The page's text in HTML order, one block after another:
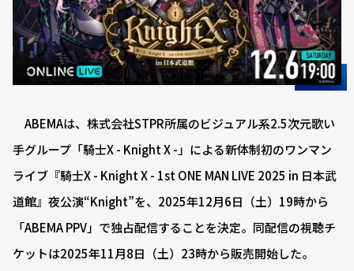
ABEMAは、株式会社STPR所属のビジュアル系2.5次元歌い
手グループ「騎士X - Knight X -」による新体制初のワンマン
ライブ『騎士X - Knight X - 1st ONE MAN LIVE 2025 in 日本武
道館』夜公演“Knight”を、2025年12月6日（土）19時から
「ABEMA PPV」で独占配信することを決定。同配信の視聴チ
ケットは2025年11月8日（土）23時から販売開始した。